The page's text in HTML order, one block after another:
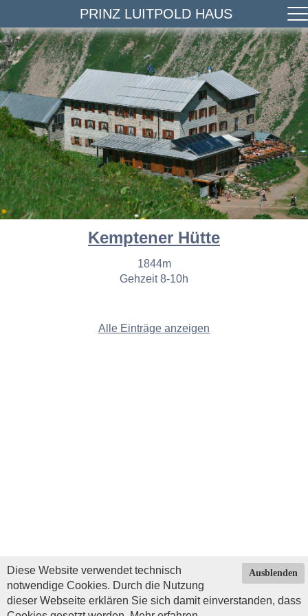
PRINZ LUITPOLD HAUS
Kemptener Hütte
1844m
Gehzeit 8-10h
Alle Einträge anzeigen
Ausblenden
Diese Website verwendet technisch
notwendige Cookies. Durch die Nutzung
dieser Webseite erklären Sie sich damit einverstanden, dass